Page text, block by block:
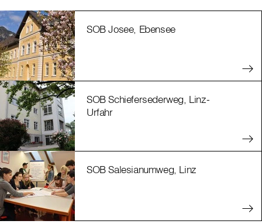
SOB Josee, Ebensee
SOB Schiefersederweg, Linz-
Urfahr
SOB Salesianumweg, Linz